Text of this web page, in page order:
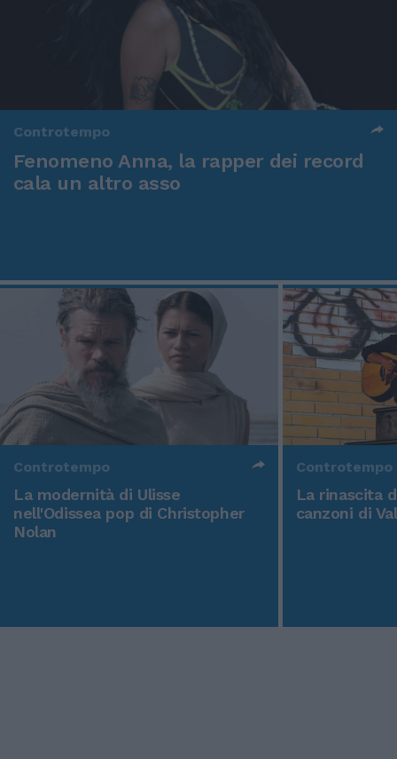
Controtempo
Fenomeno Anna, la rapper dei record
cala un altro asso
Controtempo
La modernità di Ulisse
nell'Odissea pop di Christopher
Nolan
Controtempo
La rinascita
canzoni di